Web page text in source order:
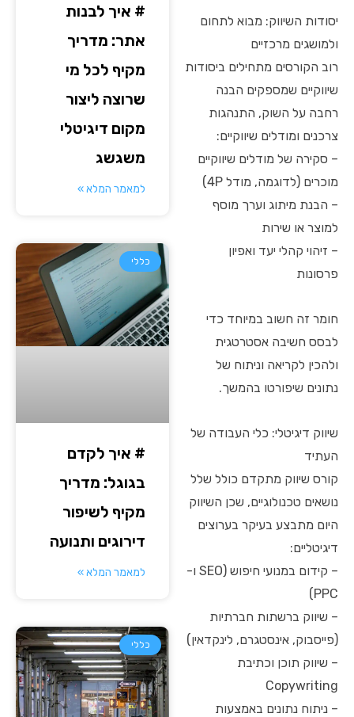
יסודות השיווק: מבוא לתחום
ולמושגים מרכזיים
רוב הקורסים מתחילים ביסודות
שיווקיים שמספקים הבנה
רחבה על השוק, התנהגות
צרכנים ומודלים שיווקיים:
– סקירה של מודלים שיווקיים
מוכרים (לדוגמה, מודל 4P)
– הבנת מיתוג וערך מוסף
למוצר או שירות
– זיהוי קהלי יעד ואפיון
פרסונות
חומר זה חשוב במיוחד כדי
לבסס חשיבה אסטרטגית
ולהכין לקריאה וניתוח של
נתונים שיפורטו בהמשך.
שיווק דיגיטלי: כלי העבודה של
העתיד
קורס שיווק מתקדם כולל שלל
נושאים טכנולוגיים, שכן השיווק
היום מתבצע בעיקר בערוצים
דיגיטליים:
– קידום במנועי חיפוש (SEO ו-
PPC)
– שיווק ברשתות חברתיות
(פייסבוק, אינסטגרם, לינקדאין)
– שיווק תוכן וכתיבת
Copywriting
– ניתוח נתונים באמצעות
# איך לבנות
אתר: מדריך
מקיף לכל מי
שרוצה ליצור
מקום דיגיטלי
משגשג
למאמר המלא »
כללי
# איך לקדם
בגוגל: מדריך
מקיף לשיפור
דירוגים ותנועה
למאמר המלא »
כללי